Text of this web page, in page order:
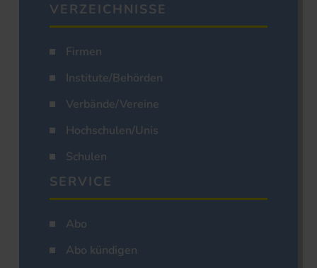
VERZEICHNISSE
Firmen
Institute/Behörden
Verbände/Vereine
Hochschulen/Unis
Schulen
SERVICE
Abo
Abo kündigen